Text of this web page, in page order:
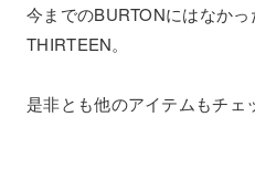
今までのBURTONにはなか
THIRTEEN。
是非とも他のアイテムもチェ